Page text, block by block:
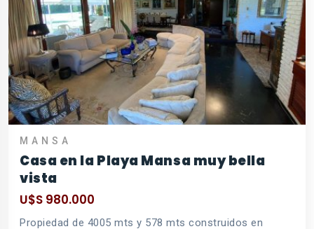
MANSA
Casa en la Playa Mansa muy bella
vista
U$S 980.000
Propiedad de 4005 mts y 578 mts construidos en